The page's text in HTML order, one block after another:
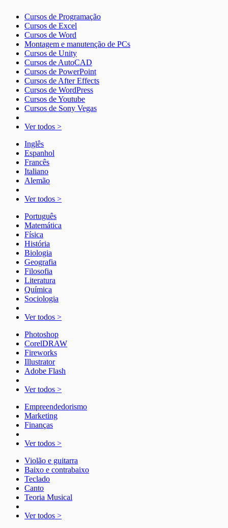
Cursos de Programação
Cursos de Excel
Cursos de Word
Montagem e manutenção de PCs
Cursos de Unity
Cursos de AutoCAD
Cursos de PowerPoint
Cursos de After Effects
Cursos de WordPress
Cursos de Youtube
Cursos de Sony Vegas
Ver todos >
Inglês
Espanhol
Francês
Italiano
Alemão
Ver todos >
Português
Matemática
Física
História
Biologia
Geografia
Filosofia
Literatura
Química
Sociologia
Ver todos >
Photoshop
CorelDRAW
Fireworks
Illustrator
Adobe Flash
Ver todos >
Empreendedorismo
Marketing
Finanças
Ver todos >
Violão e guitarra
Baixo e contrabaixo
Teclado
Canto
Teoria Musical
Ver todos >